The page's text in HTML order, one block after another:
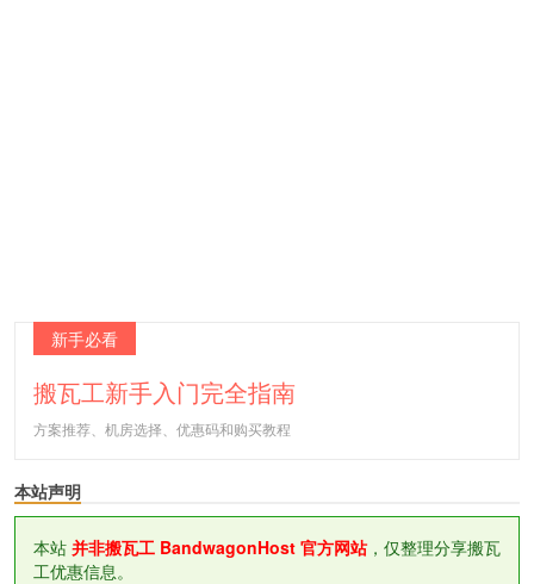
新手必看
搬瓦工新手入门完全指南
方案推荐、机房选择、优惠码和购买教程
本站声明
本站 并非搬瓦工 BandwagonHost 官方网站，仅整理分享搬瓦
工优惠信息。